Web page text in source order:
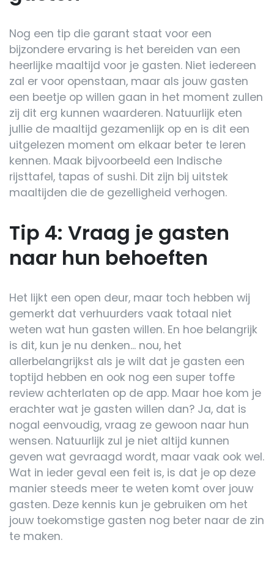
Nog een tip die garant staat voor een
bijzondere ervaring is het bereiden van een
heerlijke maaltijd voor je gasten. Niet iedereen
zal er voor openstaan, maar als jouw gasten
een beetje op willen gaan in het moment zullen
zij dit erg kunnen waarderen. Natuurlijk eten
jullie de maaltijd gezamenlijk op en is dit een
uitgelezen moment om elkaar beter te leren
kennen. Maak bijvoorbeeld een Indische
rijsttafel, tapas of sushi. Dit zijn bij uitstek
maaltijden die de gezelligheid verhogen.
Tip 4: Vraag je gasten
naar hun behoeften
Het lijkt een open deur, maar toch hebben wij
gemerkt dat verhuurders vaak totaal niet
weten wat hun gasten willen. En hoe belangrijk
is dit, kun je nu denken... nou, het
allerbelangrijkst als je wilt dat je gasten een
toptijd hebben en ook nog een super toffe
review achterlaten op de app. Maar hoe kom je
erachter wat je gasten willen dan? Ja, dat is
nogal eenvoudig, vraag ze gewoon naar hun
wensen. Natuurlijk zul je niet altijd kunnen
geven wat gevraagd wordt, maar vaak ook wel.
Wat in ieder geval een feit is, is dat je op deze
manier steeds meer te weten komt over jouw
gasten. Deze kennis kun je gebruiken om het
jouw toekomstige gasten nog beter naar de zin
te maken.